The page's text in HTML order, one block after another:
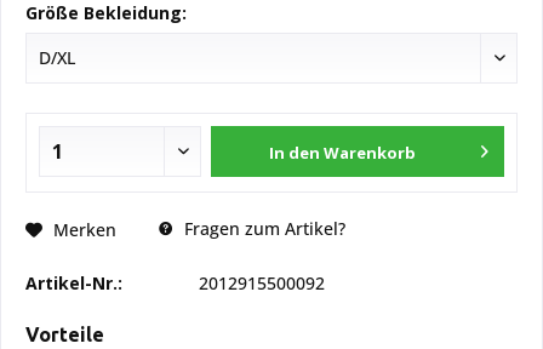
Größe Bekleidung:
In den Warenkorb
Merken Fragen zum Artikel?
Artikel-Nr.: 2012915500092
Vorteile